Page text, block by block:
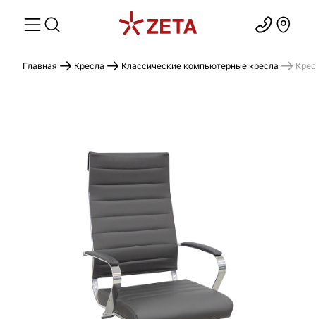
Главная Кресла Классические компьютерные кресла